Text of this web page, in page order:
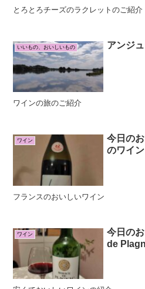
とろとろチーズのラクレットのご紹介
いいもの、おいしいもの アンジ
ワインの旅のご紹介
ワイン
今日の
のワイン
フランスのおいしいワイン
ワイン
今日の
de